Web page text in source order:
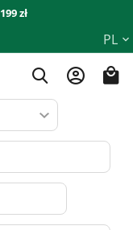
199 zł
PL